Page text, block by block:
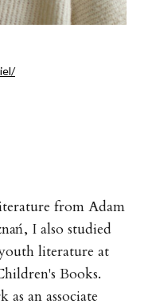
from Adam
I also studied
literature at
Books.
an associate